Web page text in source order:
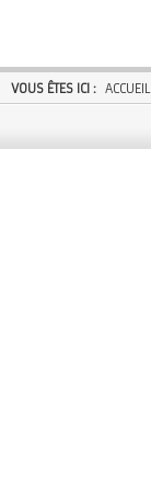
VOUS ÊTES ICI : ACCUEIL